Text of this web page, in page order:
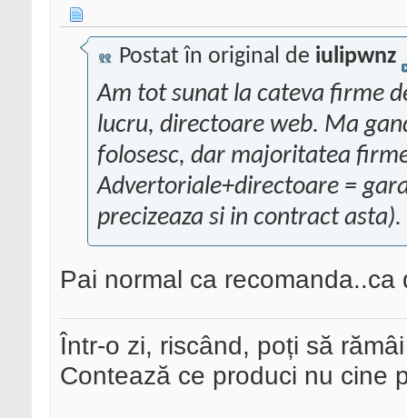
Postat în original de iulipwnz
Am tot sunat la cateva firme
lucru, directoare web. Ma
folosesc, dar majoritatea
Advertoriale+directoare =
precizeaza si in contract
Pai normal ca recomanda..ca
Într-o zi, riscând, poți să
Contează ce produci nu cine